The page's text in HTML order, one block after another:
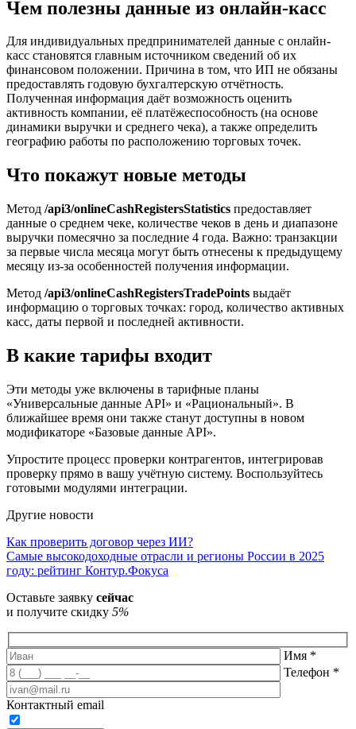
Чем полезны данные из онлайн-касс
Для индивидуальных предпринимателей данные с онлайн-
касс становятся главным источником сведений об их
финансовом положении. Причина в том, что ИП не обязаны
предоставлять годовую бухгалтерскую отчётность.
Полученная информация даёт возможность оценить
активность компании, её платёжеспособность (на основе
динамики выручки и среднего чека), а также определить
географию работы по расположению торговых точек.
Что покажут новые методы
Метод /api3/onlineCashRegistersStatistics предоставляет
данные о среднем чеке, количестве чеков в день и диапазоне
выручки помесячно за последние 4 года. Важно: транзакции
за первые числа месяца могут быть отнесены к предыдущему
месяцу из-за особенностей получения информации.
Метод /api3/onlineCashRegistersTradePoints выдаёт
информацию о торговых точках: город, количество активных
касс, даты первой и последней активности.
В какие тарифы входит
Эти методы уже включены в тарифные планы
«Универсальные данные API» и «Рациональный». В
ближайшее время они также станут доступны в новом
модификаторе «Базовые данные API».
Упростите процесс проверки контрагентов, интегрировав
проверку прямо в вашу учётную систему. Воспользуйтесь
готовыми модулями интеграции.
Другие новости
Навигация
по
Как проверить договор через ИИ?
Самые высокодоходные отрасли и регионы России в 2025
году: рейтинг Контур.Фокуса
Оставьте заявку сейчас
и получите скидку 5%
Имя *
Телефон *
Контактный email